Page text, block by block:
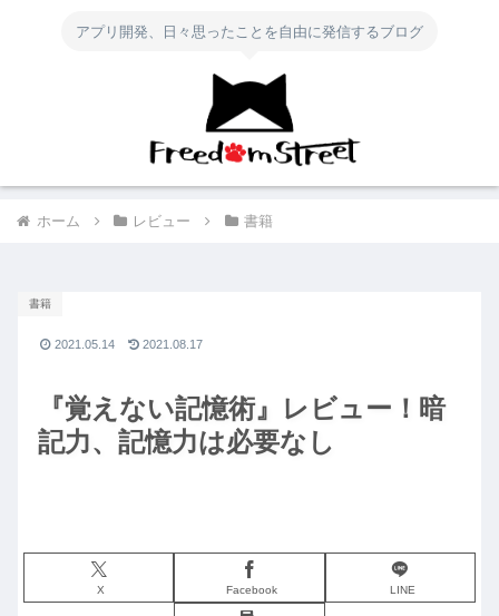
アプリ開発、日々思ったことを自由に発信するブログ
ホーム レビュー 書籍
『覚えない記憶術』レビュー！暗
記力、記憶力は必要なし
書籍
X Facebook LINE
2021.05.14 2021.08.17